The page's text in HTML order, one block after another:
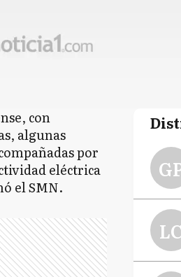
con
algunas
por
eléctrica
el SMN.
LC